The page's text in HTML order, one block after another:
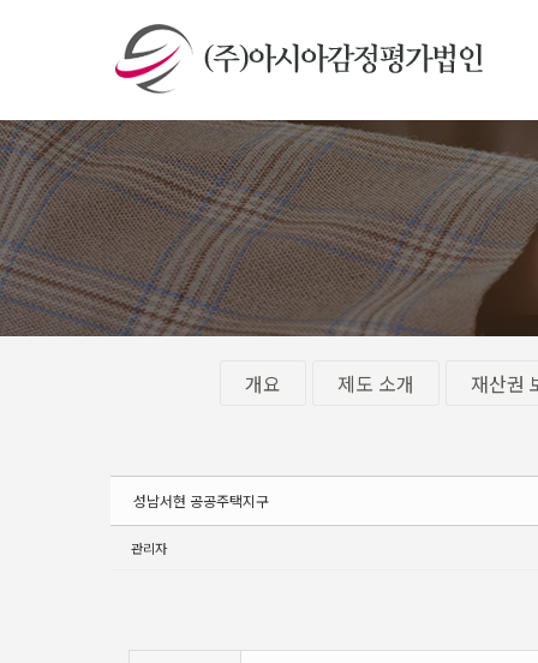
개요 제도 소개 재산권
성남서현 공공주택지구
관리자